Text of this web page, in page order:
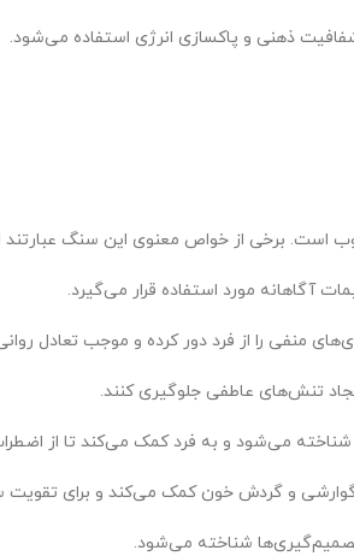
است. برخی از خواص معنوی این سنگ عبارتند
آگاهانه مورد استفاده قرار می‌گیرد.
منفی را از فرد دور کرده و موجب تعادل
تنش‌های عاطفی جلوگیری کنند.
می‌شود و به فرد کمک می‌کند تا از
و گردش خون کمک می‌کند و برای
شناخته می‌شود.